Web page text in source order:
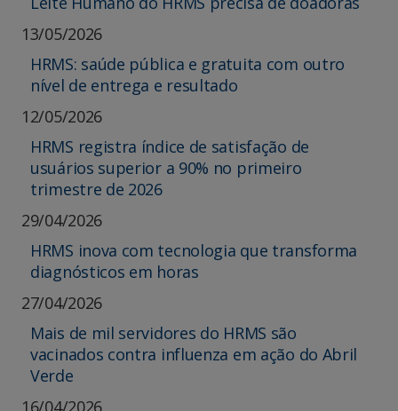
13/05/2026
HRMS: saúde pública e gratuita com outro
nível de entrega e resultado
12/05/2026
HRMS registra índice de satisfação de
usuários superior a 90% no primeiro
trimestre de 2026
29/04/2026
HRMS inova com tecnologia que transforma
diagnósticos em horas
27/04/2026
Mais de mil servidores do HRMS são
vacinados contra influenza em ação do Abril
Verde
16/04/2026